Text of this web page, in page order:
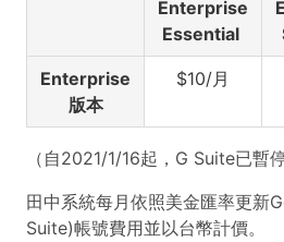
Enterprise
Essential
Enterprise
版本
$10/月
（自2021/1/16起，G Suite已暫停
田中系統每月依照美金匯率更新
Suite)帳號費用並以台幣計價。